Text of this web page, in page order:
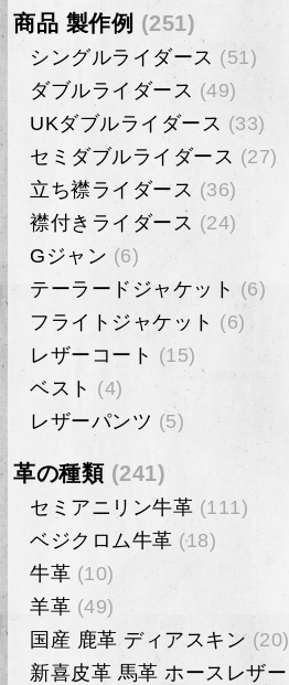
商品 製作例 (251)
シングルライダース (51)
ダブルライダース (49)
UKダブルライダース (33)
セミダブルライダース (27)
立ち襟ライダース (36)
襟付きライダース (24)
Gジャン (6)
テーラードジャケット (6)
フライトジャケット (6)
レザーコート (15)
ベスト (4)
レザーパンツ (5)
革の種類(241)
セミアニリン牛革 (111)
ベジクロム牛革 (18)
牛革 (10)
羊革 (49)
国産 鹿革 ディアスキン (20)
新喜皮革 馬革 ホースレザー